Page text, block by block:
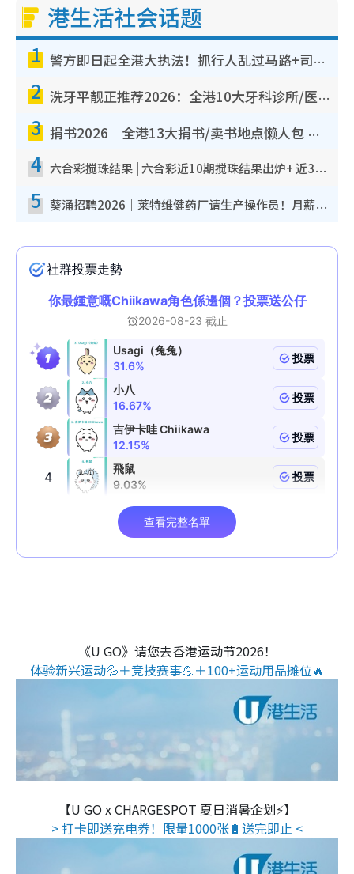
港生活社会话题
1 警方即日起全港大执法！抓行人乱过马路+司机不专注驾驶！乱过马路罚$2000
2 洗牙平靓正推荐2026：全港10大牙科诊所/医院懒人包，夜诊至8点/镇静洁牙/医疗券适用
3 捐书2026︱全港13大捐书/卖书地点懒人包 二手课本最高$150＋旧书换免费咖啡/戏票
4 六合彩搅珠结果 | 六合彩近10期搅珠结果出炉+ 近30期最旺热门中奖号码
5 葵涌招聘2026｜莱特维健药厂请生产操作员！月薪高达$1.7万 冷气厂房/五天工作/保障双粮
《U GO》请您去香港运动节2026！
体验新兴运动💦＋竞技赛事💪＋100+运动用品摊位🔥
【U GO x CHARGESPOT 夏日消暑企划⚡】
> 打卡即送充电券！限量1000张🔋送完即止 <